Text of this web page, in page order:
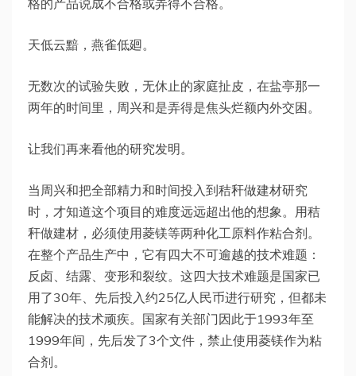
天低云黯，燕雀低廻。
无数次的试验失败，无休止的家庭扯皮，在盐亭那一
两年的时间里，周兴和是弄得是焦头烂额内外交困。
让我们再来看他的研究发明。
当周兴和把全部精力和时间投入到秸秆做建材研究
时，才知道这个项目的难度远远超出他的想象。用秸
秆做建材，必须使用菱镁等两种化工原料作粘合剂。
在整个产品生产中，它有四大不可逾越的技术难题：
反卤、结露、变形和裂纹。这四大技术难题是国家已
用了30年、先后投入约25亿人民币进行研究，但都未
能解决的技术顽疾。国家有关部门因此于1993年至
1999年间，先后发了3个文件，禁止使用菱镁作为粘
合剂。